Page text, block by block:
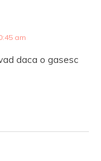
am
daca o gasesc